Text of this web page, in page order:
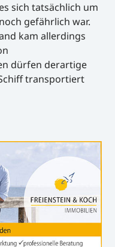
sich tatsächlich um
gefährlich war.
kam allerdings
dürfen derartige
transportiert